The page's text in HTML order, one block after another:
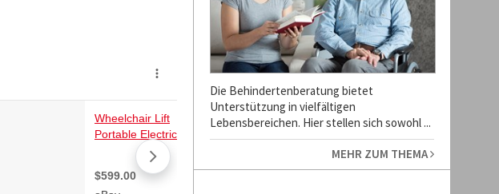
Die Behindertenberatung bietet
Unterstützung in vielfältigen
Lebensbereichen. Hier stellen sich sowohl ...
MEHR ZUM THEMA